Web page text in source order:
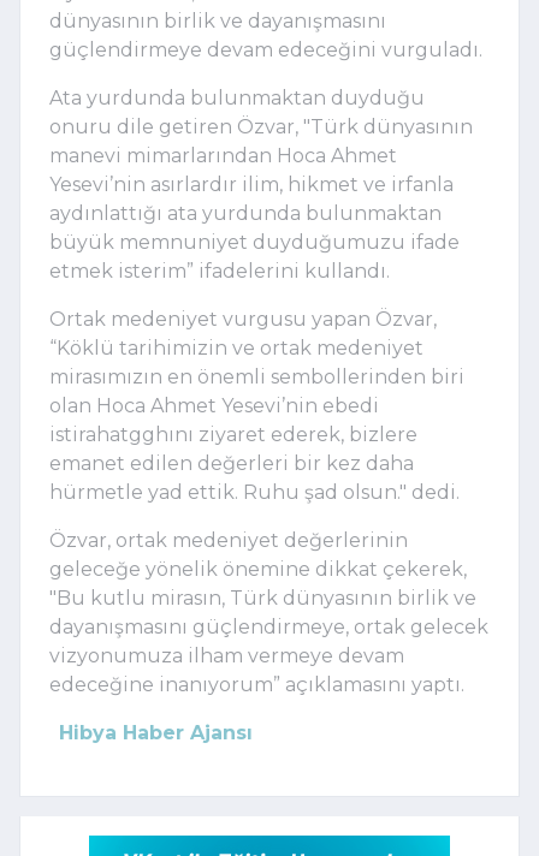
dünyasının birlik ve dayanışmasını
güçlendirmeye devam edeceğini vurguladı.
Ata yurdunda bulunmaktan duyduğu
onuru dile getiren Özvar, "Türk dünyasının
manevi mimarlarından Hoca Ahmet
Yesevi’nin asırlardır ilim, hikmet ve irfanla
aydınlattığı ata yurdunda bulunmaktan
büyük memnuniyet duyduğumuzu ifade
etmek isterim” ifadelerini kullandı.
Ortak medeniyet vurgusu yapan Özvar,
“Köklü tarihimizin ve ortak medeniyet
mirasımızın en önemli sembollerinden biri
olan Hoca Ahmet Yesevi’nin ebedi
istirahatgghını ziyaret ederek, bizlere
emanet edilen değerleri bir kez daha
hürmetle yad ettik. Ruhu şad olsun." dedi.
Özvar, ortak medeniyet değerlerinin
geleceğe yönelik önemine dikkat çekerek,
"Bu kutlu mirasın, Türk dünyasının birlik ve
dayanışmasını güçlendirmeye, ortak gelecek
vizyonumuza ilham vermeye devam
edeceğine inanıyorum” açıklamasını yaptı.
Hibya Haber Ajansı